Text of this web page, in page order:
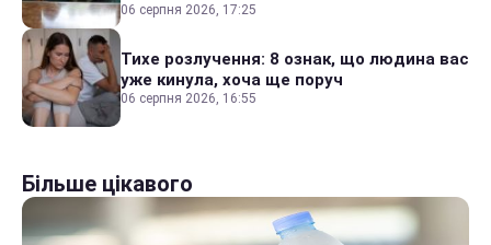
06 серпня 2026, 17:25
Тихе розлучення: 8 ознак, що людина вас
уже кинула, хоча ще поруч
06 серпня 2026, 16:55
Більше цікавого